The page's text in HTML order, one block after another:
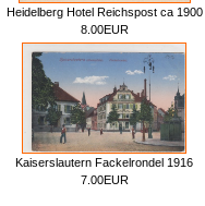
Heidelberg Hotel Reichspost ca 1900
8.00EUR
Kaiserslautern Fackelrondel 1916
7.00EUR